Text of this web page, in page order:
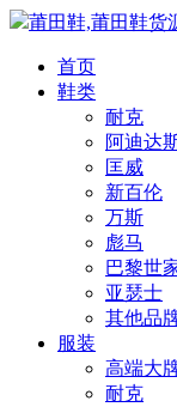
莆田鞋,莆田鞋货
首页
鞋类
耐克
阿迪达
匡威
新百伦
万斯
彪马
巴黎世
亚瑟士
其他品
服装
高端大
耐克